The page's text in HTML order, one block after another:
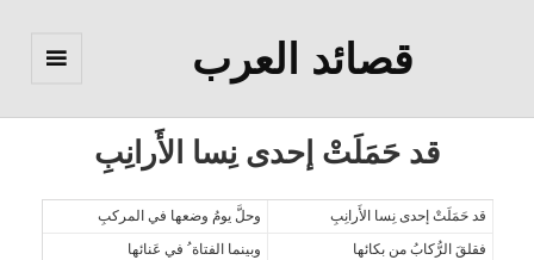
قصائد العرب
قد حَمَلَتْ إحدى نِسا الأَرانِبِ
قد حَمَلَتْ إحدى نِسا الأَرانِبِ
وحلَّ يومُ وضعها في المركبِ
فقلقَ الرُّكابُ من بكائها
وبينما الفتاة ُ في عَنائها